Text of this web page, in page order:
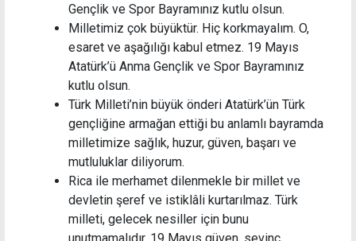
Gençlik ve Spor Bayramınız kutlu olsun.
Milletimiz çok büyüktür. Hiç korkmayalım. O,
esaret ve aşağılığı kabul etmez. 19 Mayıs
Atatürk’ü Anma Gençlik ve Spor Bayramınız
kutlu olsun.
Türk Milleti’nin büyük önderi Atatürk’ün Türk
gençliğine armağan ettiği bu anlamlı bayramda
milletimize sağlık, huzur, güven, başarı ve
mutluluklar diliyorum.
Rica ile merhamet dilenmekle bir millet ve
devletin şeref ve istiklâli kurtarılmaz. Türk
milleti, gelecek nesiller için bunu